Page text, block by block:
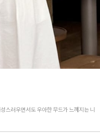
스러우면서도 우아한 무드가 느껴지는 니